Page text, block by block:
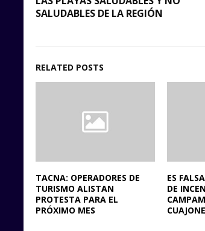
SALUDABLES DE LA REGIÓN
RELATED POSTS
TACNA: OPERADORES DE
TURISMO ALISTAN
PROTESTA PARA EL
PRÓXIMO MES
ES
DE
CUAJONE